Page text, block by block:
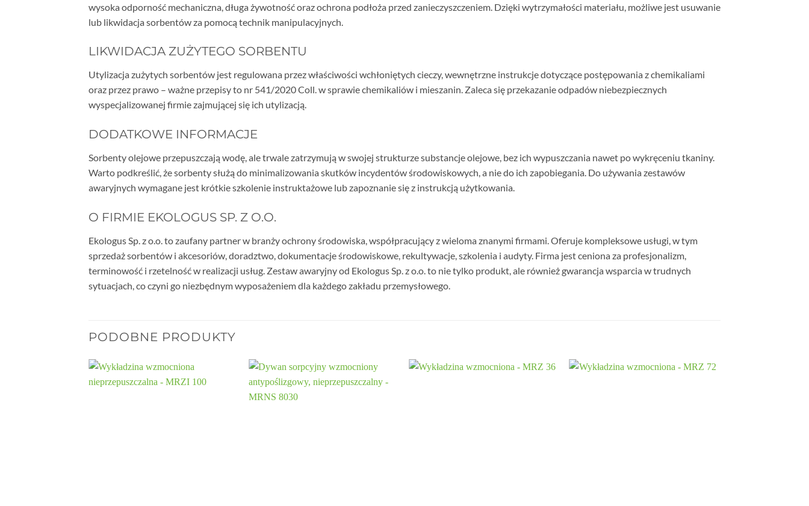
wysoka odporność mechaniczna, długa żywotność oraz ochrona podłoża przed zanieczyszczeniem. Dzięki wytrzymałości materiału, możliwe jest usuwanie
lub likwidacja sorbentów za pomocą technik manipulacyjnych.
LIKWIDACJA ZUŻYTEGO SORBENTU
Utylizacja zużytych sorbentów jest regulowana przez właściwości wchłoniętych cieczy, wewnętrzne instrukcje dotyczące postępowania z chemikaliami
oraz przez prawo – ważne przepisy to nr 541/2020 Coll. w sprawie chemikaliów i mieszanin. Zaleca się przekazanie odpadów niebezpiecznych
wyspecjalizowanej firmie zajmującej się ich utylizacją.
DODATKOWE INFORMACJE
Sorbenty olejowe przepuszczają wodę, ale trwale zatrzymują w swojej strukturze substancje olejowe, bez ich wypuszczania nawet po wykręceniu tkaniny.
Warto podkreślić, że sorbenty służą do minimalizowania skutków incydentów środowiskowych, a nie do ich zapobiegania. Do używania zestawów
awaryjnych wymagane jest krótkie szkolenie instruktażowe lub zapoznanie się z instrukcją użytkowania.
O FIRMIE EKOLOGUS SP. Z O.O.
Ekologus Sp. z o.o. to zaufany partner w branży ochrony środowiska, współpracujący z wieloma znanymi firmami. Oferuje kompleksowe usługi, w tym
sprzedaż sorbentów i akcesoriów, doradztwo, dokumentacje środowiskowe, rekultywacje, szkolenia i audyty. Firma jest ceniona za profesjonalizm,
terminowość i rzetelność w realizacji usług. Zestaw awaryjny od Ekologus Sp. z o.o. to nie tylko produkt, ale również gwarancja wsparcia w trudnych
sytuacjach, co czyni go niezbędnym wyposażeniem dla każdego zakładu przemysłowego.
PODOBNE PRODUKTY